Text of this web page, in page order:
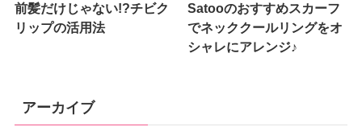
前髪だけじゃない!?チビク
リップの活用法
Satooのおすすめスカーフ
でネッククールリングをオ
シャレにアレンジ♪
アーカイブ